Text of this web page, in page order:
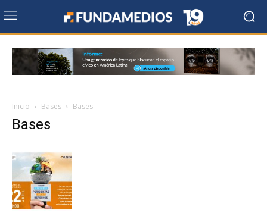
Inicio Bases Bases
Bases